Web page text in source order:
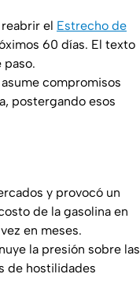
el Estrecho de
60 días. El texto
paso.
compromisos
postergando esos
y provocó un
de la gasolina en
en meses.
la presión sobre las
de hostilidades